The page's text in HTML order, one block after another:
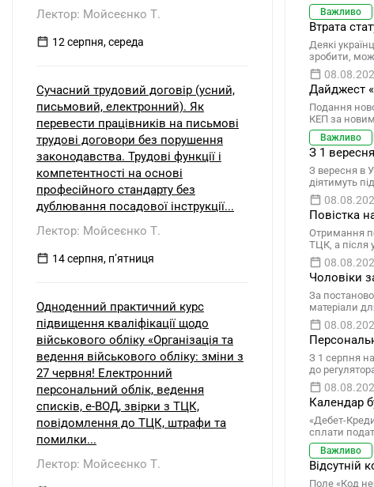
Важливо
Втрата
Деякі
зробити,
Дайджест
Подання
КЕП за
Важливо
З 1
З вересня в
діятимуть
Повістка
Отримання
ТЦК, а після
Чоловіки
За
матеріали
З 1 серпня
до
Календар
«Дебет-
сплати
Важливо
Відсутній
Поле «Код
Лектор: Мойсеєнко Т.
12 серпня, середа
Сучасний трудовий договір (усний,
письмовий, електронний). Як
перевести працівників на письмові
трудові договори без порушення
законодавства. Трудові функції і
компетентності на основі
професійного стандарту без
дублювання посадової інструкції...
Лектор: Мойсеєнко Т.
14 серпня, пʼятниця
Одноденний практичний курс
підвищення кваліфікації щодо
військового обліку «Організація та
ведення військового обліку: зміни з
27 червня! Електронний
персональний облік, ведення
списків, е-ВОД, звірки з ТЦК,
повідомлення до ТЦК, штрафи та
помилки...
Лектор: Мойсеєнко Т.